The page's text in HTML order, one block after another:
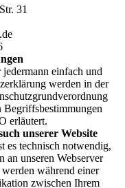
31
einfach und
werden in der
erläutert.
unserer Website
es technisch notwendig,
an unseren Webserver
während einer
zwischen Ihrem